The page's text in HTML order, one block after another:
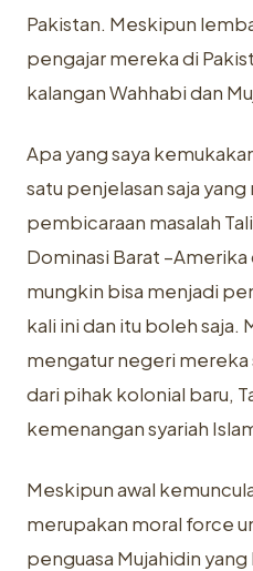
Pakistan. Meskipun
pengajar mereka di
kalangan Wahhabi dan
Apa yang saya
satu penjelasan saja
pembicaraan masalah
Dominasi Barat
mungkin bisa menjadi
kali ini dan itu boleh saja.
mengatur negeri
dari pihak kolonial baru,
kemenangan syariah
Meskipun awal
merupakan moral force
penguasa Mujahidin